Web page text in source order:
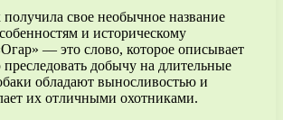
свое необычное название
и историческому
— это слово, которое описывает
добычу на длительные
обладают выносливостью и
их отличными охотниками.